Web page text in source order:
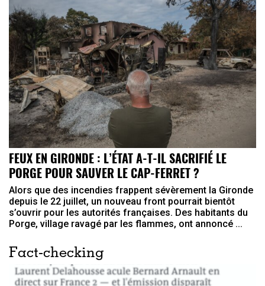
FEUX EN GIRONDE : L’ÉTAT A-T-IL SACRIFIÉ LE
PORGE POUR SAUVER LE CAP-FERRET ?
Alors que des incendies frappent sévèrement la Gironde
depuis le 22 juillet, un nouveau front pourrait bientôt
s’ouvrir pour les autorités françaises. Des habitants du
Porge, village ravagé par les flammes, ont annoncé ...
Fact-checking